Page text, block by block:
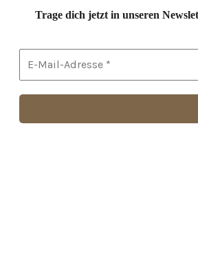
Trage dich jetzt in unseren